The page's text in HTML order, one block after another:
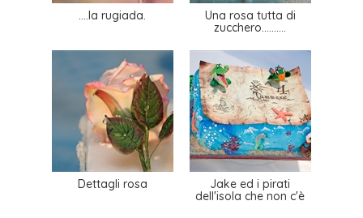
....la rugiada.
Una rosa tutta di
zucchero..........
Dettagli rosa
Jake ed i pirati
dell'isola che non c'è